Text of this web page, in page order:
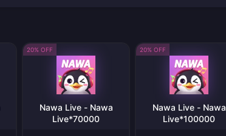
20% OFF
Nawa Live - Nawa
Live*70000
20% OFF
Nawa Live - Nawa
Live*100000